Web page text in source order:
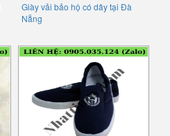
Giày vải bảo hộ có dây tại Đà
Nẵng